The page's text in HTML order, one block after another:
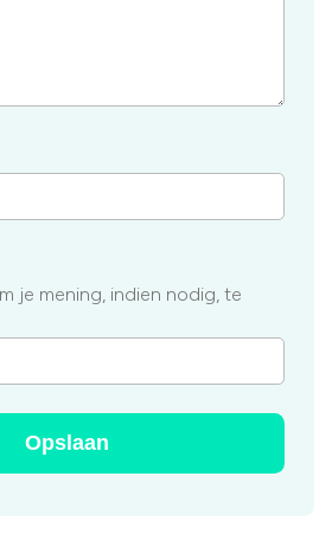
je mening, indien nodig, te